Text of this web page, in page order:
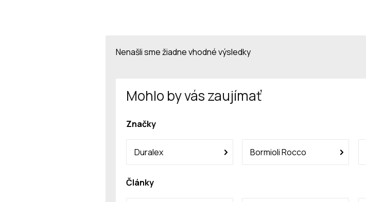
Nenašli sme žiadne vhodné výsledky
Mohlo by vás zaujímať
Značky
Duralex Bormioli Rocco
Články